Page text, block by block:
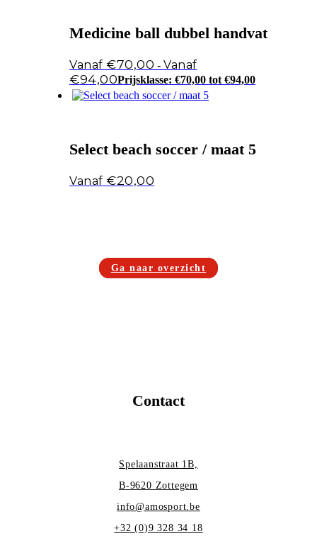
Medicine ball dubbel handvat
€70,00 -
€94,00Prijsklasse: €70,00 tot €94,00
Select beach soccer / maat 5
€20,00
Ga naar overzicht
Contact
Spelaanstraat 1B,
B-9620 Zottegem
info@amosport.be
+32 (0)9 328 34 18